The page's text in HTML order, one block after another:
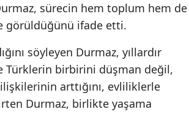
sürecin hem toplum hem de
görüldüğünü ifade etti.
söyleyen Durmaz, yıllardır
Türklerin birbirini düşman değil,
arttığını, evliliklerle
Durmaz, birlikte yaşama